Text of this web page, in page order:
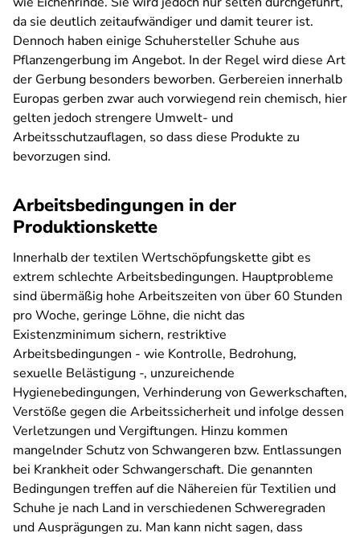
da sie deutlich zeitaufwändiger und damit teurer ist.
Dennoch haben einige Schuhersteller Schuhe aus
Pflanzengerbung im Angebot. In der Regel wird diese Art
der Gerbung besonders beworben. Gerbereien innerhalb
Europas gerben zwar auch vorwiegend rein chemisch, hier
gelten jedoch strengere Umwelt- und
Arbeitsschutzauflagen, so dass diese Produkte zu
bevorzugen sind.
Arbeitsbedingungen in der
Produktionskette
Innerhalb der textilen Wertschöpfungskette gibt es
extrem schlechte Arbeitsbedingungen. Hauptprobleme
sind übermäßig hohe Arbeitszeiten von über 60 Stunden
pro Woche, geringe Löhne, die nicht das
Existenzminimum sichern, restriktive
Arbeitsbedingungen - wie Kontrolle, Bedrohung,
sexuelle Belästigung -, unzureichende
Hygienebedingungen, Verhinderung von Gewerkschaften,
Verstöße gegen die Arbeitssicherheit und infolge dessen
Verletzungen und Vergiftungen. Hinzu kommen
mangelnder Schutz von Schwangeren bzw. Entlassungen
bei Krankheit oder Schwangerschaft. Die genannten
Bedingungen treffen auf die Nähereien für Textilien und
Schuhe je nach Land in verschiedenen Schweregraden
und Ausprägungen zu. Man kann nicht sagen, dass